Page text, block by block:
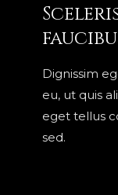
Dignissim
eu, ut quis
eget tellus
sed.